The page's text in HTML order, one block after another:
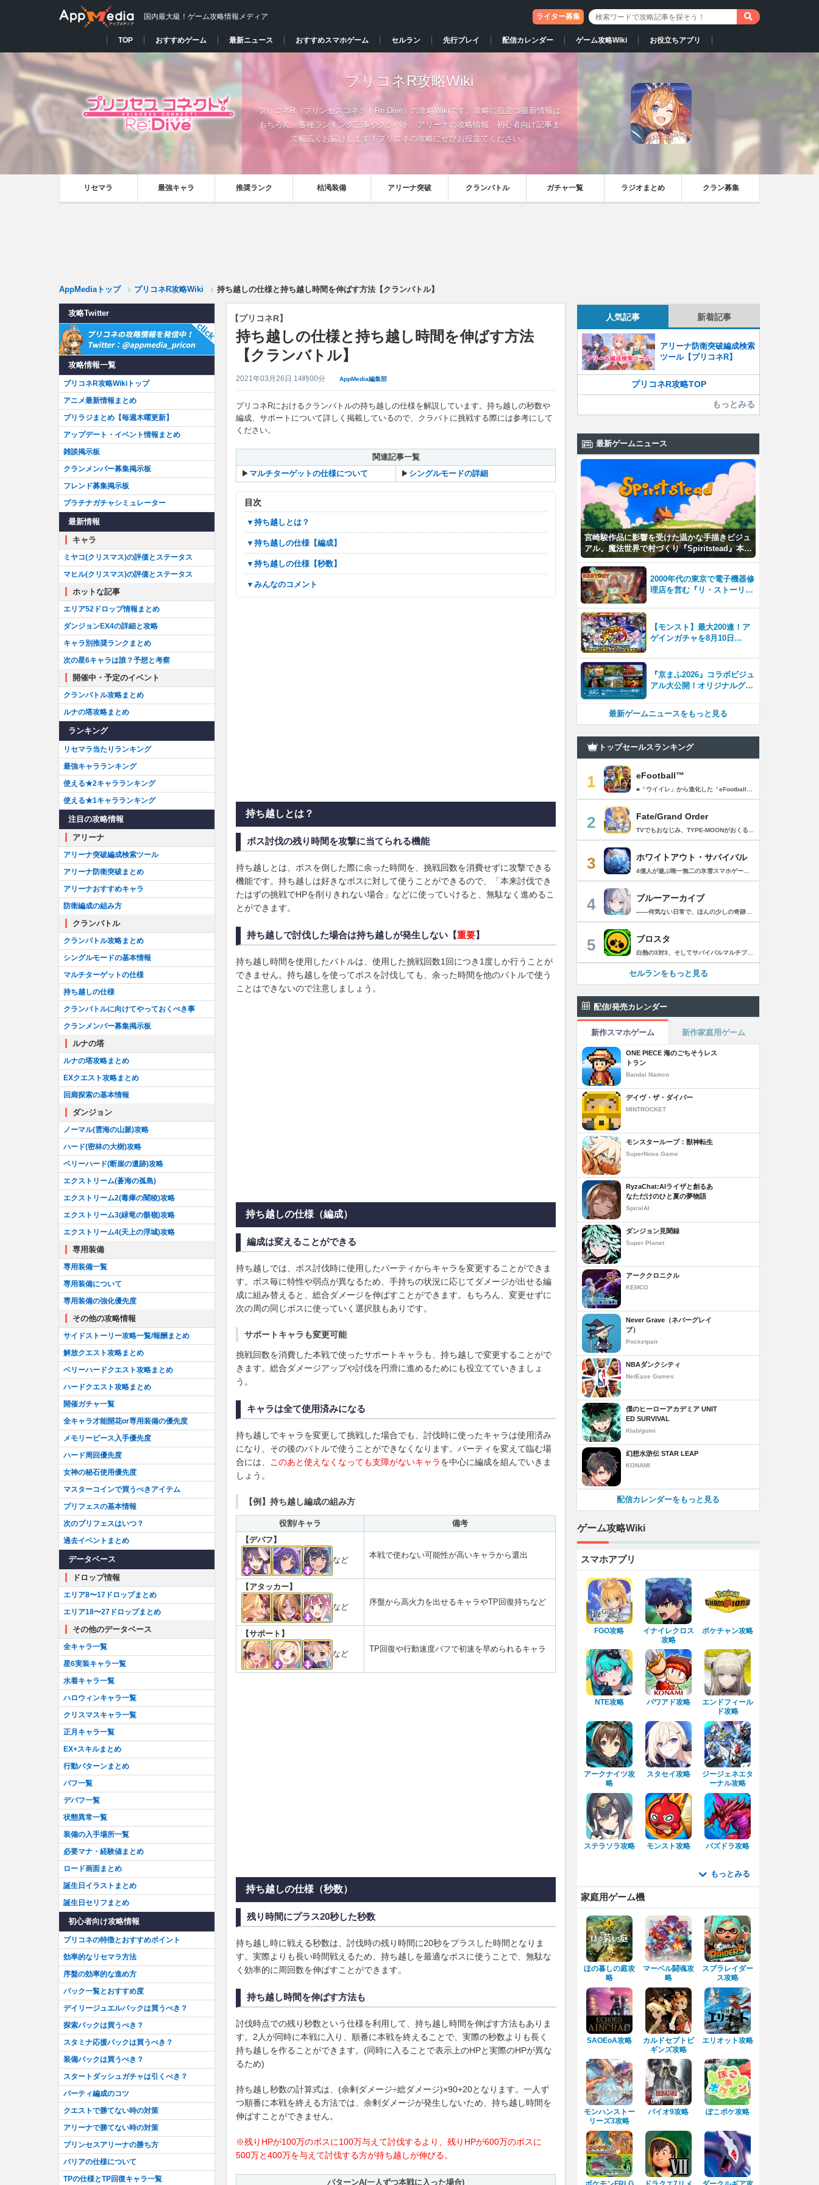
国内最大級！ゲーム攻略情報メディア ライター募集
TOP おすすめゲーム 最新ニュース おすすめスマホゲーム セルラン 先行プレイ 配信カレンダー ゲーム攻略Wiki お役立ちアプリ
プリコネR攻略Wiki
プリコネR（プリンセスコネクトRe:Dive）の攻略Wikiです。攻略に役立つ最新情報は
もちろん、各種ランキング記事やクラバト、アリーナの攻略情報、初心者向け記事ま
で幅広くお届けします！プリコネの攻略にぜひお役立てください。
リセマラ 最強キャラ 推奨ランク 枯渇装備 アリーナ突破 クランバトル ガチャ一覧 ラジオまとめ クラン募集
AppMediaトップ プリコネR攻略Wiki 持ち越しの仕様と持ち越し時間を伸ばす方法【クランバトル】
【プリコネR】
持ち越しの仕様と持ち越し時間を伸ばす方法
【クランバトル】
2021年03月26日 14時00分 AppMedia編集部
プリコネRにおけるクランバトルの持ち越しの仕様を解説しています。持ち越しの秒数や
編成、サポートについて詳しく掲載しているので、クラバトに挑戦する際には参考にして
ください。
関連記事一覧
▶︎ マルチターゲットの仕様について ▶︎ シングルモードの詳細
目次
▼持ち越しとは？
▼持ち越しの仕様【編成】
▼持ち越しの仕様【秒数】
▼みんなのコメント
持ち越しとは？
ボス討伐の残り時間を攻撃に当てられる機能
持ち越しとは、ボスを倒した際に余った時間を、挑戦回数を消費せずに攻撃できる
機能です。持ち越しは好きなボスに対して使うことができるので、「本来討伐でき
たはずの挑戦でHPを削りきれない場合」などに使っていけると、無駄なく進めるこ
とができます。
持ち越しで討伐した場合は持ち越しが発生しない【重要】
持ち越し時間を使用したバトルは、使用した挑戦回数1回につき1度しか行うことが
できません。持ち越しを使ってボスを討伐しても、余った時間を他のバトルで使う
ことはできないので注意しましょう。
持ち越しの仕様（編成）
編成は変えることができる
持ち越しでは、ボス討伐時に使用したパーティからキャラを変更することができま
す。ボス毎に特性や弱点が異なるため、手持ちの状況に応じてダメージが出せる編
成に組み替えると、総合ダメージを伸ばすことができます。もちろん、変更せずに
次の周の同じボスに使っていく選択肢もありです。
サポートキャラも変更可能
挑戦回数を消費した本戦で使ったサポートキャラも、持ち越しで変更することがで
きます。総合ダメージアップや討伐を円滑に進めるためにも役立てていきましょ
う。
キャラは全て使用済みになる
持ち越しでキャラを変更して挑戦した場合でも、討伐時に使ったキャラは使用済み
になり、その後のバトルで使うことができなくなります。パーティを変えて臨む場
合には、
このあと使えなくなっても支障がないキャラを中心に編成を組んでいきま
しょう。
【例】持ち越し編成の組み方
役割/キャラ
備考
【デバフ】
など
本戦で使わない可能性が高いキャラから選出
【アタッカー】
など
序盤から高火力を出せるキャラやTP回復持ちなど
【サポート】
など
TP回復や行動速度バフで初速を早められるキャラ
持ち越しの仕様（秒数）
残り時間にプラス20秒した秒数
持ち越し時に戦える秒数は、討伐時の残り時間に20秒をプラスした時間となりま
す。実際よりも長い時間戦えるため、持ち越しを最適なボスに使うことで、無駄な
く効率的に周回数を伸ばすことができます。
持ち越し時間を伸ばす方法も
討伐時点での残り秒数という仕様を利用して、持ち越し時間を伸ばす方法もありま
す。2人が同時に本戦に入り、順番に本戦を終えることで、実際の秒数よりも長く
持ち越しを作ることができます。(同時に入ることで表示上のHPと実際のHPが異な
るため)
持ち越し秒数の計算式は、(余剰ダメージ÷総ダメージ)×90+20となります。一人ず
つ順番に本戦を終える方法では、余剰ダメージが発生しないため、持ち越し時間を
伸ばすことができません。
※残りHPが100万のボスに100万与えて討伐するより、残りHPが600万のボスに
500万と400万を与えて討伐する方が持ち越しが伸びる。
パターンA(一人ずつ本戦に入った場合)
攻略Twitter
攻略情報一覧
プリコネR攻略Wikiトップ
アニメ最新情報まとめ
プリラジまとめ【毎週木曜更新】
アップデート・イベント情報まとめ
雑談掲示板
クランメンバー募集掲示板
フレンド募集掲示板
プラチナガチャシミュレーター
最新情報
キャラ
ミヤコ(クリスマス)の評価とステータス
マヒル(クリスマス)の評価とステータス
ホットな記事
エリア52ドロップ情報まとめ
ダンジョンEX4の詳細と攻略
キャラ別推奨ランクまとめ
次の星6キャラは誰？予想と考察
開催中・予定のイベント
クランバトル攻略まとめ
ルナの塔攻略まとめ
ランキング
リセマラ当たりランキング
最強キャラランキング
使える★2キャラランキング
使える★1キャラランキング
注目の攻略情報
アリーナ
アリーナ突破編成検索ツール
アリーナ防衛突破まとめ
アリーナおすすめキャラ
防衛編成の組み方
クランバトル
クランバトル攻略まとめ
シングルモードの基本情報
マルチターゲットの仕様
持ち越しの仕様
クランバトルに向けてやっておくべき事
クランメンバー募集掲示板
ルナの塔
ルナの塔攻略まとめ
EXクエスト攻略まとめ
回廊探索の基本情報
ダンジョン
ノーマル(雲海の山脈)攻略
ハード(密林の大樹)攻略
ベリーハード(断崖の遺跡)攻略
エクストリーム(蒼海の孤島)
エクストリーム2(毒瘴の闇稜)攻略
エクストリーム3(緑竜の骸嶺)攻略
エクストリーム4(天上の浮城)攻略
専用装備
専用装備一覧
専用装備について
専用装備の強化優先度
その他の攻略情報
サイドストーリー攻略一覧/報酬まとめ
解放クエスト攻略まとめ
ベリーハードクエスト攻略まとめ
ハードクエスト攻略まとめ
開催ガチャ一覧
全キャラ才能開花or専用装備の優先度
メモリーピース入手優先度
ハード周回優先度
女神の秘石使用優先度
マスターコインで買うべきアイテム
プリフェスの基本情報
次のプリフェスはいつ？
過去イベントまとめ
データベース
ドロップ情報
エリア8〜17ドロップまとめ
エリア18〜27ドロップまとめ
その他のデータベース
全キャラ一覧
星6実装キャラ一覧
水着キャラ一覧
ハロウィンキャラ一覧
クリスマスキャラ一覧
正月キャラ一覧
EX+スキルまとめ
行動パターンまとめ
バフ一覧
デバフ一覧
状態異常一覧
装備の入手場所一覧
必要マナ・経験値まとめ
ロード画面まとめ
誕生日イラストまとめ
誕生日セリフまとめ
初心者向け攻略情報
プリコネの特徴とおすすめポイント
効率的なリセマラ方法
序盤の効率的な進め方
パック一覧とおすすめ度
デイリージュエルパックは買うべき？
探索パックは買うべき？
スタミナ応援パックは買うべき？
装備パックは買うべき？
スタートダッシュガチャは引くべき？
パーティ編成のコツ
クエストで勝てない時の対策
アリーナで勝てない時の対策
プリンセスアリーナの勝ち方
バリアの仕様について
TPの仕様とTP回復キャラ一覧
人気記事 新着記事
アリーナ防衛突破編成検索
ツール【プリコネR】
プリコネR攻略TOP
もっとみる
最新ゲームニュース
宮崎駿作品に影響を受けた温かな手描きビジュ
アル。魔法世界で村づくり『Spiritstead』本日
発売
2000年代の東京で電子機器修
理店を営む『リ・ストーリー:
日Steamで配信開始
【モンスト】最大200連！ア
ゲインガチャを8月10日
『京まふ2026』コラボビジュ
アル大公開！オリジナルグッ
最新ゲームニュースをもっと見る
トップセールスランキング
1 eFootball™
2 Fate/Grand Order
3 ホワイトアウト・サバイバル
4 ブルーアーカイブ
5 ブロスタ
白熱の3対3、そしてサバイバルマルチプレイを楽しめるモバイルゲーム！3分間で展開する様々なゲームモード… 友達と共闘するもよし、一人で戦うもよし。 強力な必殺技や特殊能力を持ったキャラクターを入手して、アップグレードしましょう。ユニークなスキンを集めれば、戦場でひときわ目立つこと間違いなし！ブロスタワールドの不思議なステージで、バトルを繰り広げましょう！ ブロスタは無料でダウンロードおよびプレイが可能ですが、一部のゲーム内アイテムを有料で購入いただくことも可能です（ランダムなアイテムを含む）。ゲーム内アイテムの有料購入を希望しない場合は、デバイスの設定からアプリ内課金を無効にしてください。 様々なゲームモードで戦おう エメラルドハント（3対3）：チームの仲間と共に敵チームに勝利！エメラルドを10個集めたら最後まで守り抜きましょう。倒されるとエメラルドも失います。 バトルロイヤル（ソロ/デュオ）：生き残りをかけたサバイバルモード。キャラクターのパワーアップを集めましょう。デュオまたはソロモードを選んだら、大混乱の戦場で最後まで生き延びた者が勝者となります。そして勝者がすべてを独り占めします！ ブロストライカー（3対3）：ひと味違うゲームモードです！サッカーの腕試しといきましょう。先に2ゴールを決めたチームが勝利します。なおレッドカードはありませんので、激しいバトルにご注意ください。 賞金稼ぎ（3対3）：敵を倒して星を獲得！自分の星も守り抜きましょう。より多くの星を集めたチームの勝利です。 強奪（3対3）：チームの金庫を守りながら、敵チームの金庫の破壊を目指します。ひっそりと前進したら、豪快にお宝までの道を切り拓きましょう！ 特別イベント：期間限定の特別な対人および対CPUゲームモードです。 チャンピオンシップチャレンジ：ブロスタのゲーム内予選に参加して、eスポーツの世界に飛び込みましょう！ キャラクターのアンロックとアップグレード 強力な必殺技や特殊能力を持ったキャラクターを集めて、アップグレードしましょう。キャラクターを強化して、ユニークなスキンを集めましょう。 ブロスタパス クエストやブロスタボックス、エメラルド、ピンズ、そしてブロスタパス限定スキンなど、特典が盛りだくさん！シーズンごとに特典は変わります。 MVPプレイヤーになろう ローカルのランキングを駆け上がり、あなたの強さを証明しましょう！ どんな時も進化しよう 新たなキャラクターやスキン、マップ、特別イベント、ゲームモードを探し求めましょう。 特徴： 3対3のリアルタイム対戦で世界中のプレイヤーとバトル 白熱のモバイル向けサバイバルマルチプレイ 独自の攻撃や必殺技を持った、強力な新キャラクターをアンロック 日々入れ替わるイベントとゲームモード バトルは一人でも、フレンドと一緒でもプレイ可能 グローバルまたはローカルのランキングを駆け上がろう 仲間とクラブを結成したり参加したりして、情報交換しながら共に戦おう スキンをアンロックしてキャラクターをカスタマイズ プレイヤーが作った攻略の難しい新マップ クラッシュ・オブ・クラン、クラッシュ・ロワイヤル、ブーム・ビーチの制作会社がお届けするバトルゲーム！ サポート： サポートが必要な際は、ゲーム内の設定の「ヘルプとサポート」からご連絡いただくか、http://supercell.helpshift.com/a/brawl-stars/をご覧ください。 プライバシーポリシー： http://supercell.com/en/privacy-policy/jp/ サービス利用規約： http://supercell.com/en/terms-of-service/jp/ 保護者の皆さまへ： http://supercell.com/en/parents/jp/
セルランをもっと見る
配信/発売カレンダー
新作スマホゲーム 新作家庭用ゲーム
ONE PIECE 海のごちそうレス
トラン
Bandai Namco
デイヴ・ザ・ダイバー
MINTROCKET
モンスターループ：獣神転生
SuperNova Game
RyzaChat:AIライザと創るあ
なただけのひと夏の夢物語
SpiralAI
ダンジョン見聞録
Super Planet
アーククロニクル
KEMCO
Never Grave（ネバーグレイ
ブ）
Pocketpair
NBAダンクシティ
NetEase Games
僕のヒーローアカデミア UNIT
ED SURVIVAL
Klab/gumi
幻想水滸伝 STAR LEAP
KONAMI
配信カレンダーをもっと見る
ゲーム攻略Wiki
スマホアプリ
FGO攻略
イナイレクロス
攻略
ポケチャン攻略
NTE攻略 パワアド攻略
エンドフィール
ド攻略
アークナイツ攻
略
スタセイ攻略
ジージェネエタ
ーナル攻略
ステラソラ攻略 モンスト攻略 パズドラ攻略
もっとみる
家庭用ゲーム機
ほの暮しの庭攻
略
マーベル闘魂攻
略
スプラレイダー
ス攻略
SAOEoA攻略
カルドセプトビ
ギンズ攻略
エリオット攻略
モンハンストー
リーズ3攻略
バイオ9攻略 ぽこポケ攻略